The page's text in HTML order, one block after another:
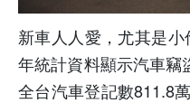
新車人人愛，尤其是
年統計資料顯示汽車竊
全台汽車登記數811.8